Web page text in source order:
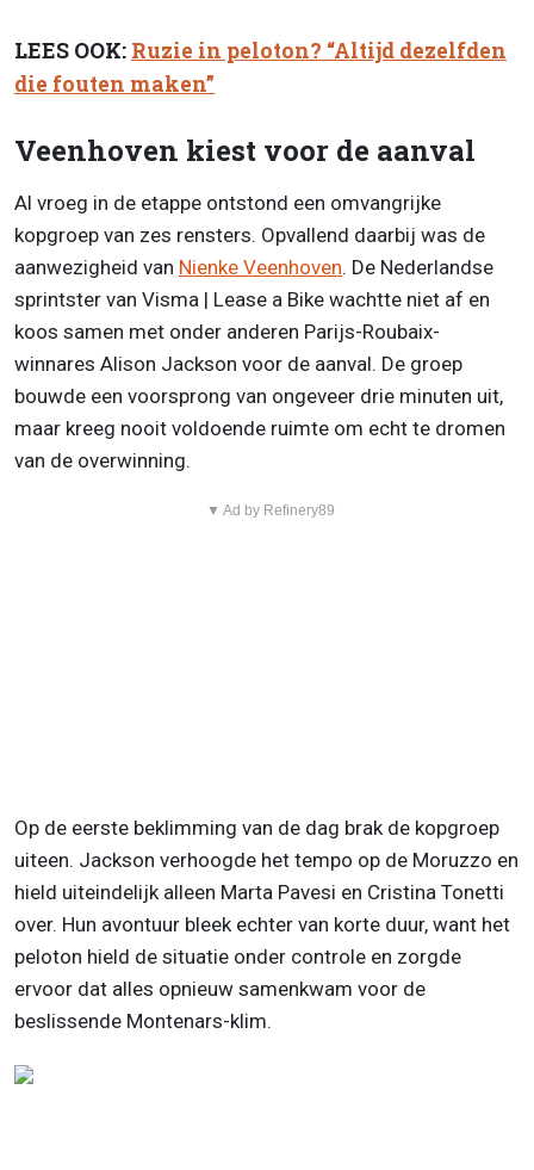
LEES OOK: Ruzie in peloton? “Altijd dezelfden
die fouten maken”
Veenhoven kiest voor de aanval
Al vroeg in de etappe ontstond een omvangrijke
kopgroep van zes rensters. Opvallend daarbij was de
aanwezigheid van Nienke Veenhoven. De Nederlandse
sprintster van Visma | Lease a Bike wachtte niet af en
koos samen met onder anderen Parijs-Roubaix-
winnares Alison Jackson voor de aanval. De groep
bouwde een voorsprong van ongeveer drie minuten uit,
maar kreeg nooit voldoende ruimte om echt te dromen
van de overwinning.
▼ Ad by Refinery89
Op de eerste beklimming van de dag brak de kopgroep
uiteen. Jackson verhoogde het tempo op de Moruzzo en
hield uiteindelijk alleen Marta Pavesi en Cristina Tonetti
over. Hun avontuur bleek echter van korte duur, want het
peloton hield de situatie onder controle en zorgde
ervoor dat alles opnieuw samenkwam voor de
beslissende Montenars-klim.